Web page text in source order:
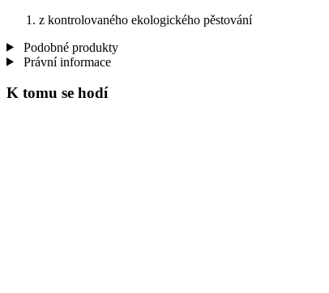
z kontrolovaného ekologického pěstování
Podobné produkty
Právní informace
K tomu se hodí